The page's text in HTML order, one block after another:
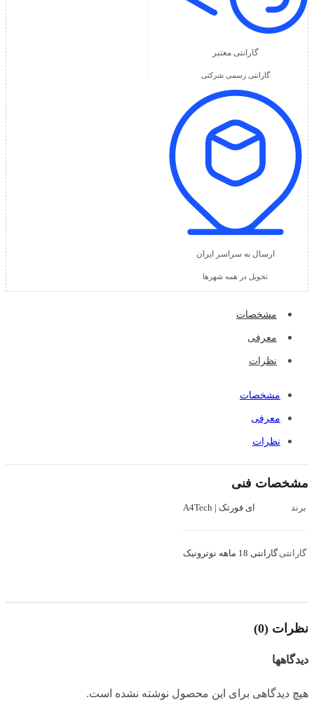
گارانتی معتبر
گارانتی رسمی شرکتی
ارسال به سراسر ایران
تحویل در همه شهرها
مشخصات
معرفی
نظرات
مشخصات
معرفی
نظرات
مشخصات فنی
برند ای فورتک | A4Tech
گارانتی گارانتی 18 ماهه نوترونیک
نظرات (0)
دیدگاهها
هیچ دیدگاهی برای این محصول نوشته نشده است.